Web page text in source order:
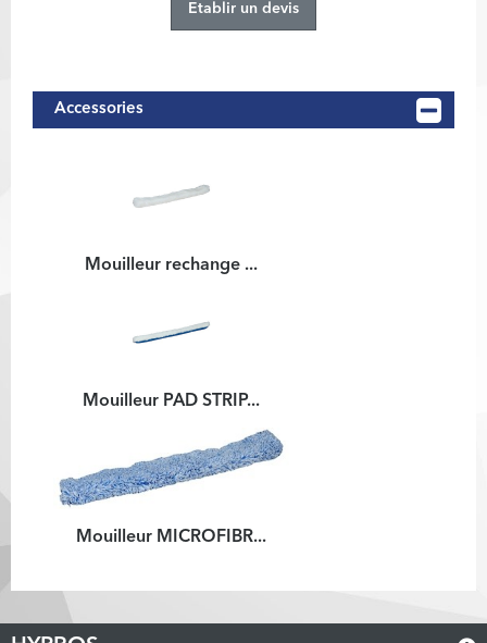
Etablir un devis
Accessories
Mouilleur rechange ...
Mouilleur PAD STRIP...
Mouilleur MICROFIBR...